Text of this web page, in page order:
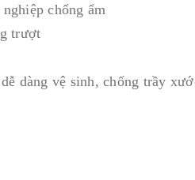
chống ẩm
trượt
dàng vệ sinh, chống trầy